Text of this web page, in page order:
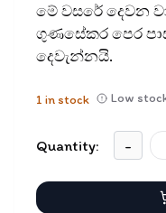
මේ වසරේ දෙවන
ගුණසේකර පෙර
දෙවැන්නයි.
1 in stock Low
Quantity: -